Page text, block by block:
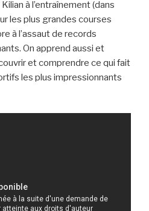
à l’entraînement (dans
les plus grandes courses
à l’assaut de records
On apprend aussi et
et comprendre ce qui fait
les plus impressionnants